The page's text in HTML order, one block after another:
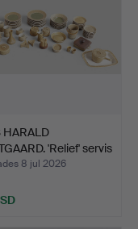
HARALD
'Relief' servis
8 jul 2026